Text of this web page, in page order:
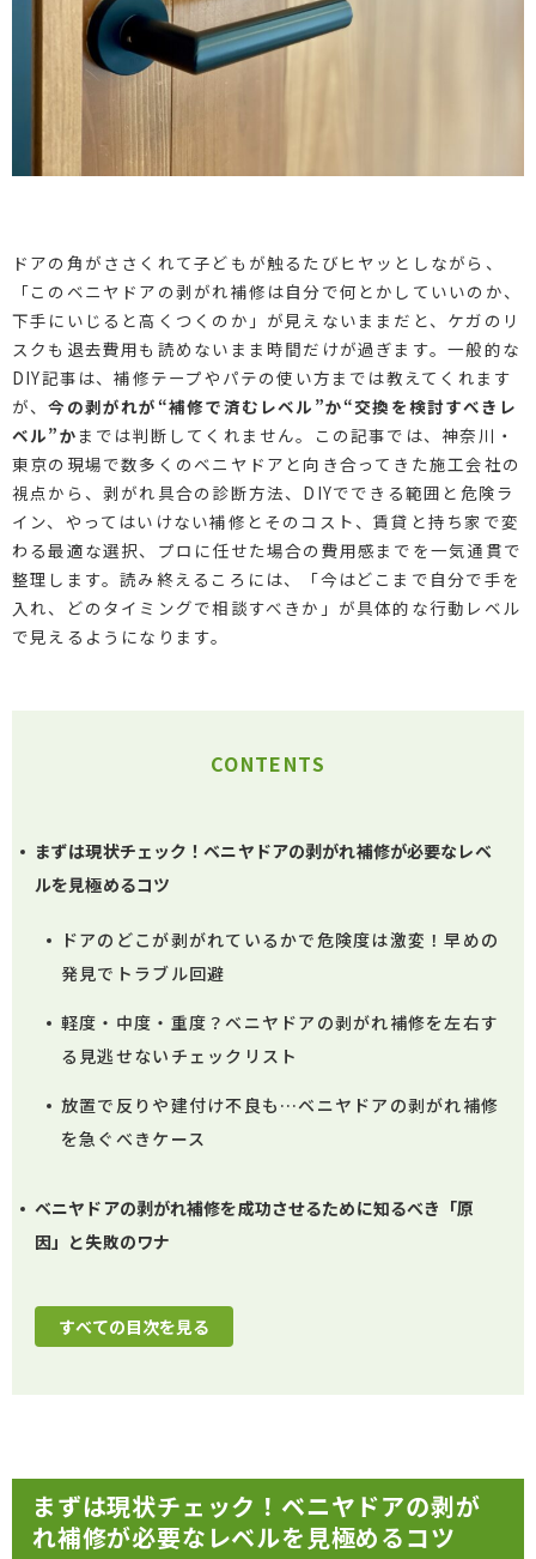
ドアの角がささくれて子どもが触るたびヒヤッとしながら、
「このベニヤドアの剥がれ補修は自分で何とかしていいのか、
下手にいじると高くつくのか」が見えないままだと、ケガのリ
スクも退去費用も読めないまま時間だけが過ぎます。一般的な
DIY記事は、補修テープやパテの使い方までは教えてくれます
が、今の剥がれが“補修で済むレベル”か“交換を検討すべきレ
ベル”か までは判断してくれません。この記事では、神奈川・
東京の現場で数多くのベニヤドアと向き合ってきた施工会社の
視点から、剥がれ具合の診断方法、DIYでできる範囲と危険ラ
イン、やってはいけない補修とそのコスト、賃貸と持ち家で変
わる最適な選択、プロに任せた場合の費用感までを一気通貫で
整理します。読み終えるころには、「今はどこまで自分で手を
入れ、どのタイミングで相談すべきか」が具体的な行動レベル
で見えるようになります。
CONTENTS
まずは現状チェック！ベニヤドアの剥がれ補修が必要なレベ
ルを見極めるコツ
ドアのどこが剥がれているかで危険度は激変！早めの
発見でトラブル回避
軽度・中度・重度？ベニヤドアの剥がれ補修を左右す
る見逃せないチェックリスト
放置で反りや建付け不良も…ベニヤドアの剥がれ補修
を急ぐべきケース
ベニヤドアの剥がれ補修を成功させるために知るべき「原
因」と失敗のワナ
すべての目次を見る
まずは現状チェック！ベニヤドアの剥が
れ補修が必要なレベルを見極めるコツ